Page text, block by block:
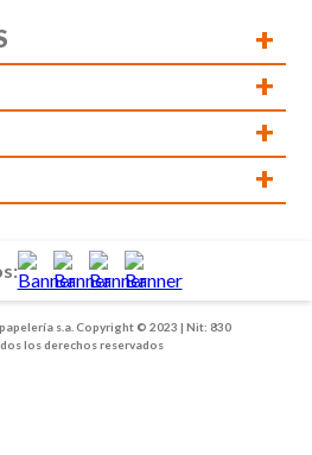
+
+
+
+
s.a. Copyright © 2023 | Nit: 830
los derechos reservados